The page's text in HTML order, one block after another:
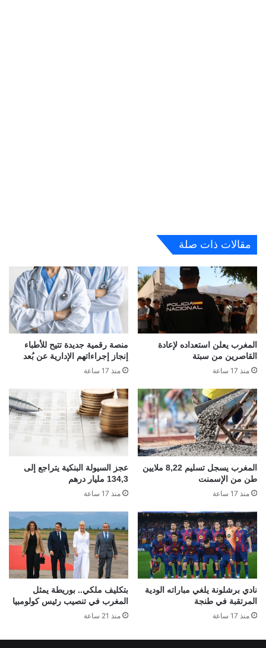
مقالات ذات صلة
المغرب يعلن استعداده لإعادة
القاصرين من سبتة
منذ 17 ساعة
منصة رقمية جديدة تتيح للأطباء
إنجاز إجراءاتهم الإدارية عن بُعد
منذ 17 ساعة
المغرب يسجل تسليم 8,22 ملايين
طن من الإسمنت
منذ 17 ساعة
عجز السيولة البنكية يتراجع إلى
134,3 مليار درهم
منذ 17 ساعة
نادي برشلونة يلغي مباراته الودية
المرتقبة في طنجة
منذ 17 ساعة
بتكليف ملكي.. بوريطة يمثل
المغرب في تنصيب رئيس كولومبيا
منذ 21 ساعة